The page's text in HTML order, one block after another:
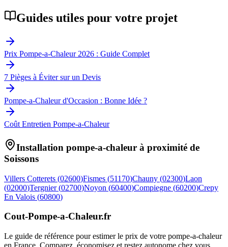
Guides utiles pour votre projet
Prix Pompe-a-Chaleur 2026 : Guide Complet
7 Pièges à Éviter sur un Devis
Pompe-a-Chaleur d'Occasion : Bonne Idée ?
Coût Entretien Pompe-a-Chaleur
Installation pompe-a-chaleur à proximité de
Soissons
Villers Cotterets (02600)Fismes (51170)Chauny (02300)Laon
(02000)Tergnier (02700)Noyon (60400)Compiegne (60200)Crepy
En Valois (60800)
Cout-Pompe-a-Chaleur.fr
Le guide de référence pour estimer le prix de votre pompe-a-chaleur
en France. Comparez, économisez et restez autonome chez vous.